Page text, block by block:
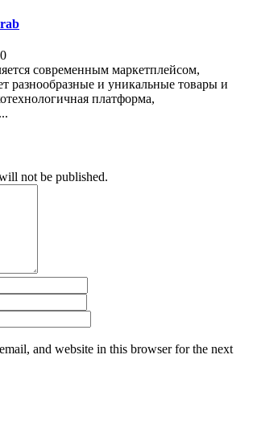
0
современным маркетплейсом,
разнообразные и уникальные товары и
платформа,
not be published.
and website in this browser for the next